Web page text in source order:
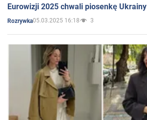
Eurowizji 2025 chwali piosenkę Ukrainy
Rozrywka05.03.2025 16:18 3